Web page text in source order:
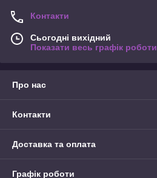
Контакти
Сьогодні вихідний
Показати весь графік роботи
Про нас
Контакти
Доставка та оплата
Графік роботи